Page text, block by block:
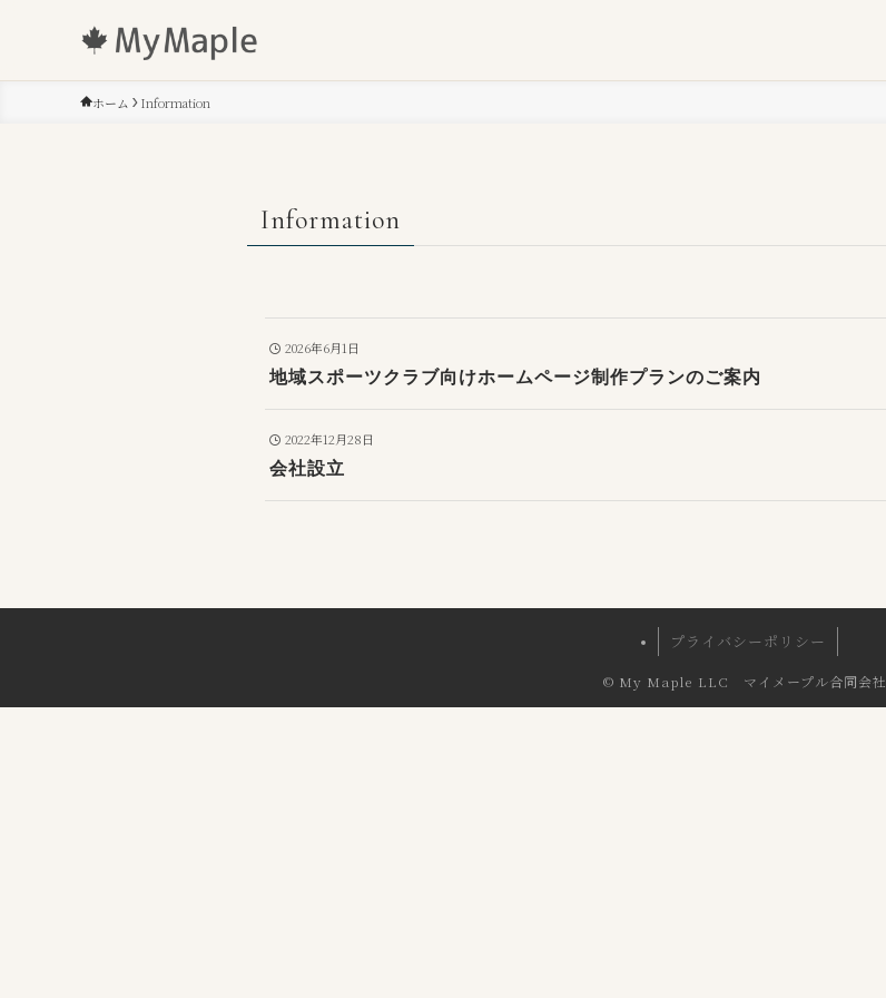
ホーム Information
Information
2026年6月1日
地域スポーツクラブ向けホームページ制作プランのご案内
2022年12月28日
会社設立
プライバシーポリシー
© My Maple LLC マイメープル合同会社.